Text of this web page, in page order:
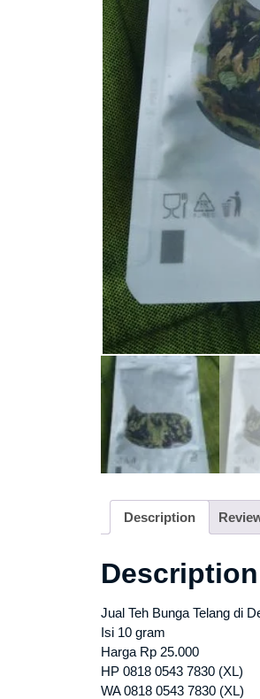
Description
Description
Jual Teh Bunga Telang di
Isi 10 gram
Harga Rp 25.000
HP 0818 0543 7830 (XL)
WA 0818 0543 7830 (XL)